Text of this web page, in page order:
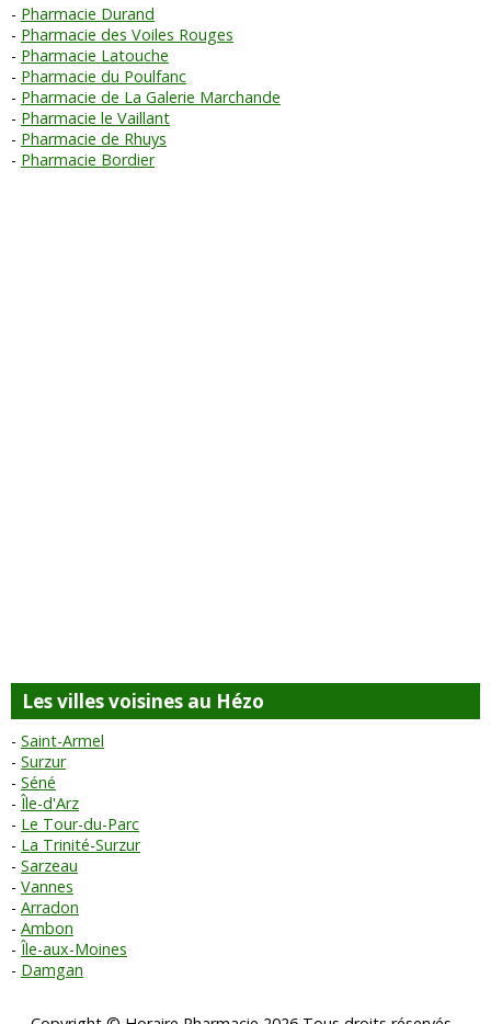
Pharmacie Durand
Pharmacie des Voiles Rouges
Pharmacie Latouche
Pharmacie du Poulfanc
Pharmacie de La Galerie Marchande
Pharmacie le Vaillant
Pharmacie de Rhuys
Pharmacie Bordier
Les villes voisines au Hézo
Saint-Armel
Surzur
Séné
Île-d'Arz
Le Tour-du-Parc
La Trinité-Surzur
Sarzeau
Vannes
Arradon
Ambon
Île-aux-Moines
Damgan